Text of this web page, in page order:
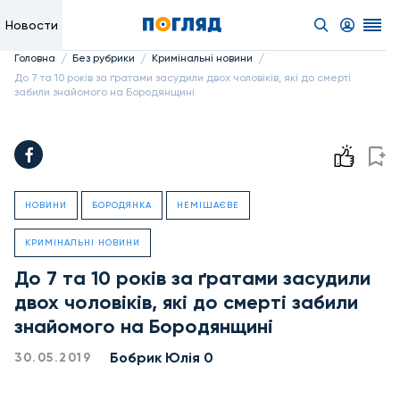
Новости
Головна / Без рубрики / Кримінальні новини /
До 7 та 10 років за ґратами засудили двох чоловіків, які до смерті
забили знайомого на Бородянщині
НОВИНИ БОРОДЯНКА НЕМІШАЄВЕ
КРИМІНАЛЬНІ НОВИНИ
До 7 та 10 років за ґратами засудили
двох чоловіків, які до смерті забили
знайомого на Бородянщині
30.05.2019 Бобрик Юлія 0